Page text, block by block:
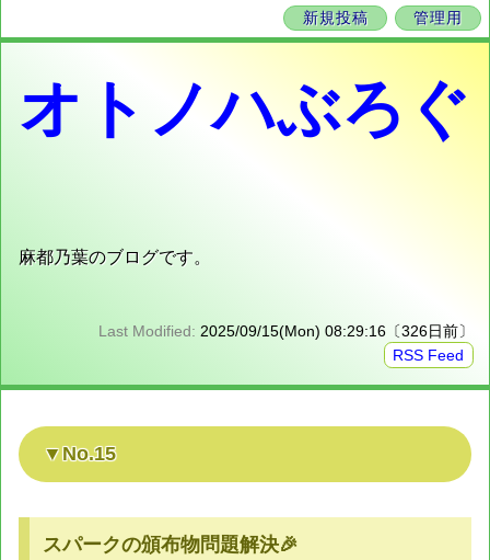
新規投稿 管理用
オトノハぶろぐ
麻都乃葉のブログです。
Last Modified: 2025/09/15(Mon) 08:29:16〔326日前〕
RSS Feed
No.15
スパークの頒布物問題解決🎉